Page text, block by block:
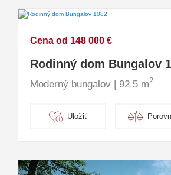
Cena od 148 000 €
Rodinný dom Bungalov
Moderný bungalov | 92.5 m2
Uložiť